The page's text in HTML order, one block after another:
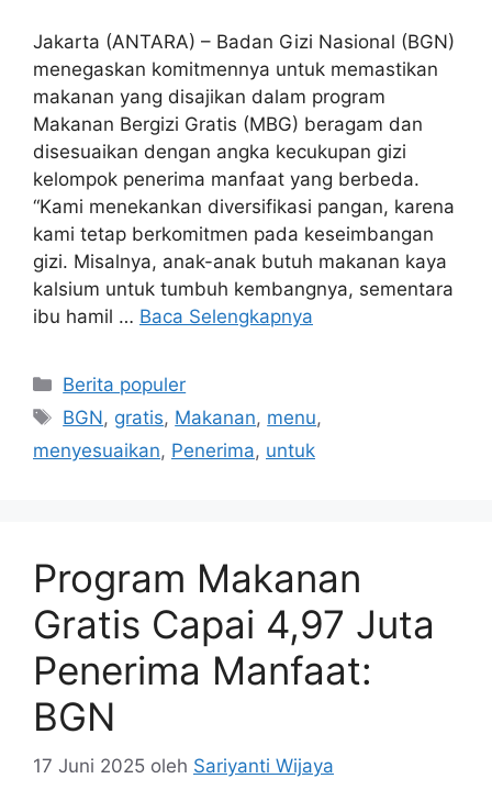
Jakarta (ANTARA) – Badan Gizi Nasional (BGN)
menegaskan komitmennya untuk memastikan
makanan yang disajikan dalam program
Makanan Bergizi Gratis (MBG) beragam dan
disesuaikan dengan angka kecukupan gizi
kelompok penerima manfaat yang berbeda.
“Kami menekankan diversifikasi pangan, karena
kami tetap berkomitmen pada keseimbangan
gizi. Misalnya, anak-anak butuh makanan kaya
kalsium untuk tumbuh kembangnya, sementara
ibu hamil … Baca Selengkapnya
Kategori
Berita populer
Tag
BGN, gratis, Makanan, menu,
menyesuaikan, Penerima, untuk
Program Makanan
Gratis Capai 4,97 Juta
Penerima Manfaat:
BGN
17 Juni 2025 oleh Sariyanti Wijaya